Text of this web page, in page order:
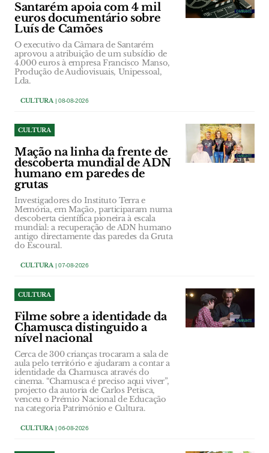
Santarém apoia com 4 mil
euros documentário sobre
Luís de Camões
O executivo da Câmara de Santarém
aprovou a atribuição de um subsídio de
4.000 euros à empresa Francisco Manso,
Produção de Audiovisuais, Unipessoal,
Lda.
CULTURA| 08-08-2026
CULTURA
Mação na linha da frente de
descoberta mundial de ADN
humano em paredes de
grutas
Investigadores do Instituto Terra e
Memória, em Mação, participaram numa
descoberta científica pioneira à escala
mundial: a recuperação de ADN humano
antigo directamente das paredes da Gruta
do Escoural.
CULTURA| 07-08-2026
CULTURA
Filme sobre a identidade da
Chamusca distinguido a
nível nacional
Cerca de 300 crianças trocaram a sala de
aula pelo território e ajudaram a contar a
identidade da Chamusca através do
cinema. “Chamusca é preciso aqui viver”,
projecto da autoria de Carlos Petisca,
venceu o Prémio Nacional de Educação
na categoria Património e Cultura.
CULTURA| 06-08-2026